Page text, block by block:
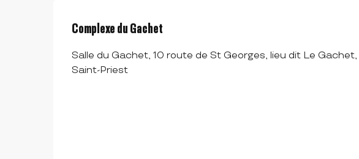
Complexe du Gachet
Salle du Gachet, 10 route de St Georges, lieu dit Le
Saint-Priest